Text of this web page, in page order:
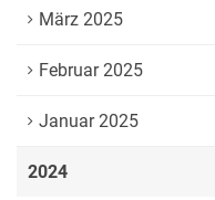
März 2025
Februar 2025
Januar 2025
2024